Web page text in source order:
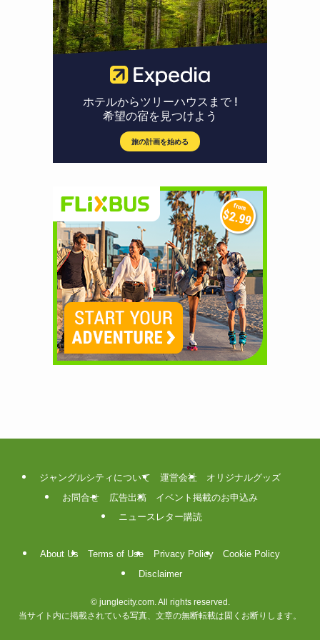
ジャングルシティについて 運営会社
オリジナルグッズ
お問合せ
広告出稿
イベント掲載のお申込み
ニュースレター購読
About Us Terms of Use Privacy Policy
Cookie Policy
Disclaimer
©junglecity.com. All rights reserved.
当サイト内に掲載されている写真、文章の無断転載は固くお断りします。